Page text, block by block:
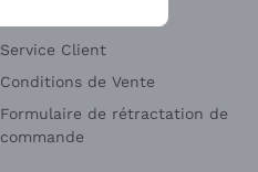
Service Client
Conditions de Vente
Formulaire de rétractation de
commande